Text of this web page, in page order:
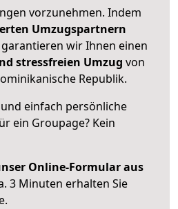
vorzunehmen. Indem
Umzugspartnern
wir Ihnen einen
stressfreien Umzug von
Republik.
einfach persönliche
ein Groupage? Kein
Online-Formular aus
3 Minuten erhalten Sie